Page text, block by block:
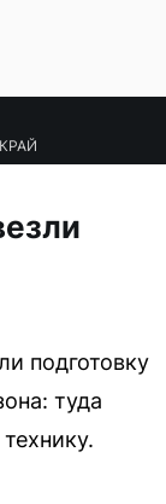
подготовку
туда